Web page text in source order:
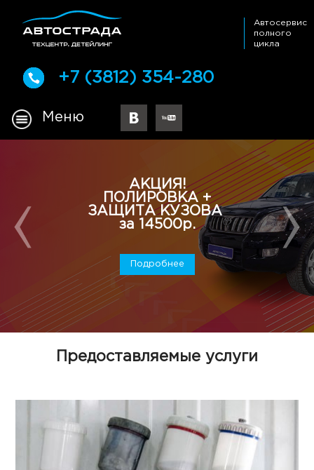
+7 (3812) 354-280
Автосервис
полного
цикла
Меню
АКЦИЯ!
ПОЛИРОВКА +
ЗАЩИТА КУЗОВА
за 14500р.
Подробнее
Предоставляемые услуги